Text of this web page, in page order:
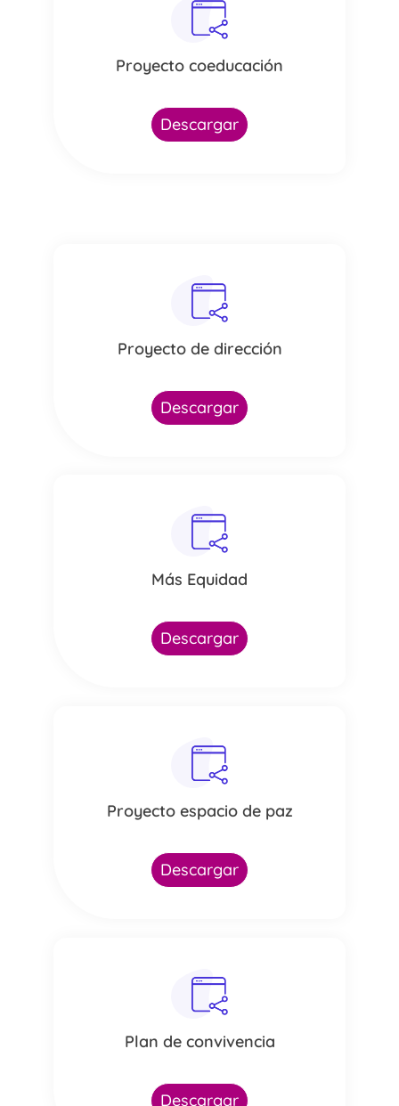
Proyecto coeducación
Descargar
Proyecto de dirección
Descargar
Más Equidad
Descargar
Proyecto espacio de paz
Descargar
Plan de convivencia
Descargar